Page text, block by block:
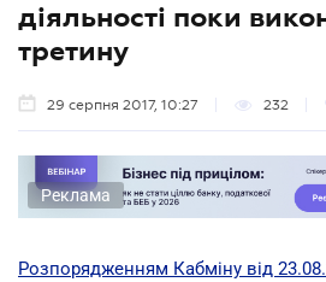
діяльності поки
третину
29 серпня 2017, 10:27 232
Реклама
Розпорядженням Кабміну від